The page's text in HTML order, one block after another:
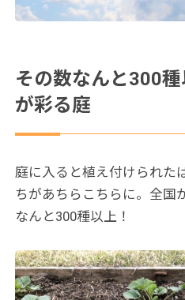
その数なんと300
が彩る庭
庭に入ると植え付けられた
ちがあちらこちらに。全国
なんと300種以上！